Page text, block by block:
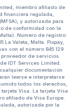
miembro afiliado de
financiera regulada,
y autorizada para
de conformidad con la
Número de registro:
La Valeta, Malta. Pixpay,
con el número 845 129
proveedor de servicios
IDT Services Limited.
documentación
leerse e interpretarse
todos los derechos,
Visa. La tarjeta Visa
afiliado de Visa Europe.
autorizada por la